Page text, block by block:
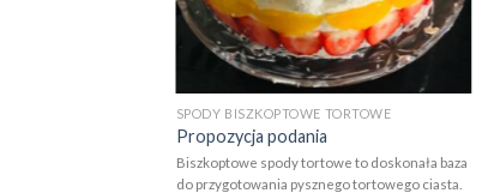
SPODY BISZKOPTOWE TORTOWE
Propozycja podania
Biszkoptowe spody tortowe to doskonała baza
do przygotowania pysznego tortowego ciasta.